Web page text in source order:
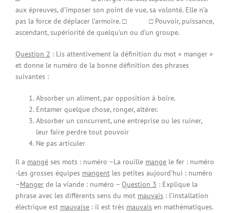
aux épreuves, d’imposer son point de vue, sa volonté. Elle n’a
pas la force de déplacer l’armoire. □ □ Pouvoir, puissance,
ascendant, supériorité de quelqu’un ou d’un groupe.
Question 2 : Lis attentivement la définition du mot « manger »
et donne le numéro de la bonne définition des phrases
suivantes :
Absorber un aliment, par opposition à boire.
Entamer quelque chose, ronger, altérer.
Absorber un concurrent, une entreprise ou les ruiner,
leur faire perdre tout pouvoir
Ne pas articuler
Il a mangé ses mots : numéro –La rouille mange le fer : numéro
-Les grosses équipes mangent les petites aujourd’hui : numéro
–Manger de la viande : numéro – Question 3 : Explique la
phrase avec les différents sens du mot mauvais : l’installation
électrique est mauvaise : il est très mauvais en mathématiques.